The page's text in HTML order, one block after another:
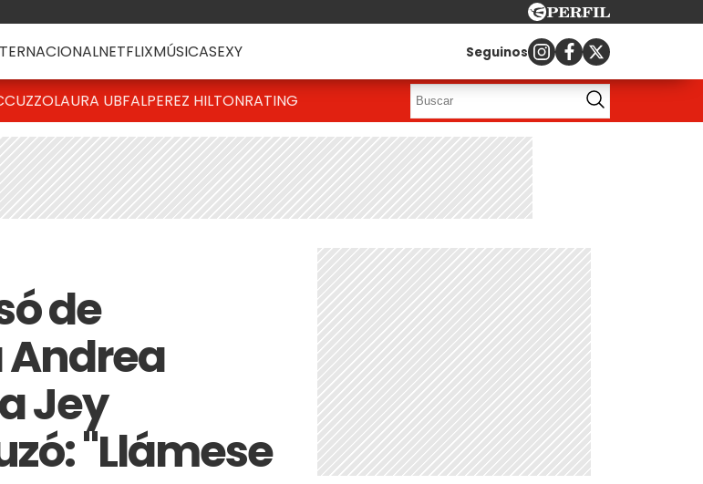
NETFLIXMÚSICASEXY Seguinos
LAURA UBFALPEREZ HILTONRATING
de
Jey
"Llámese